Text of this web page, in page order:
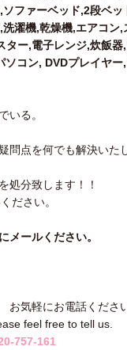
ファーベッド,2段ベ
濯機,乾燥機,エアコン,
ー,電子レンジ,炊飯
コン, DVDプレイヤ
いる。
問点を何でも解決いた
処分致します！！
ださい。
メールください。
気軽にお電話ください
feel free to tell us.
757-161